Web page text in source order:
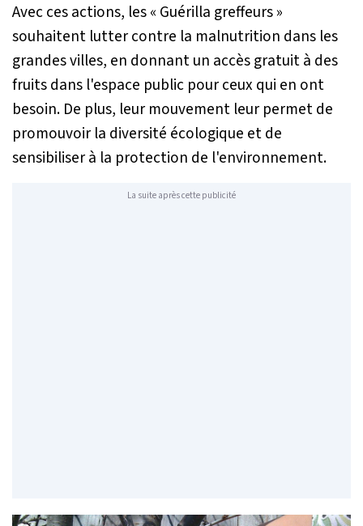
Avec ces actions, les « Guérilla greffeurs »
souhaitent lutter contre la malnutrition dans les
grandes villes, en donnant un accès gratuit à des
fruits dans l'espace public pour ceux qui en ont
besoin. De plus, leur mouvement leur permet de
promouvoir la diversité écologique et de
sensibiliser à la protection de l'environnement.
La suite après cette publicité